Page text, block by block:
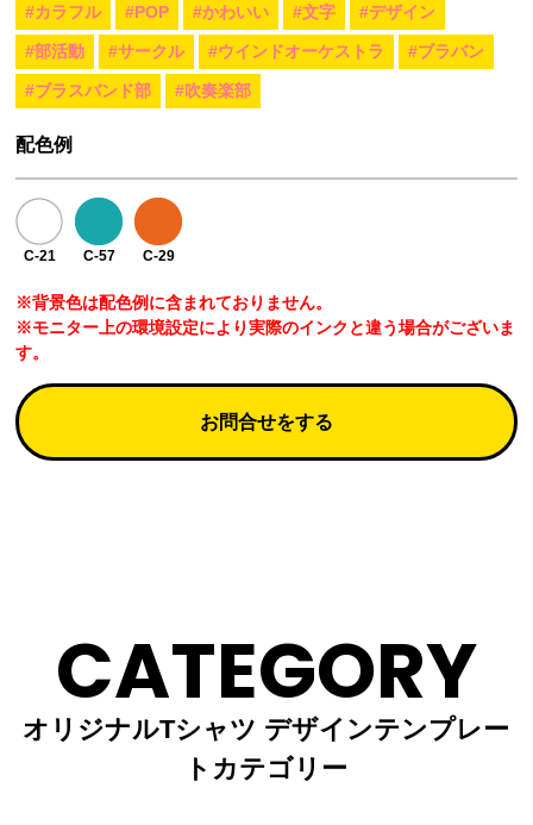
#カラフル #POP #かわいい #文字 #デザイン
#部活動 #サークル #ウインドオーケストラ #ブラバン
#ブラスバンド部 #吹奏楽部
配色例
C-21 C-57 C-29
※背景色は配色例に含まれておりません。
※モニター上の環境設定により実際のインクと違う場合がございま
す。
お問合せをする
CATEGORY
オリジナルTシャツ デザインテンプレー
トカテゴリー